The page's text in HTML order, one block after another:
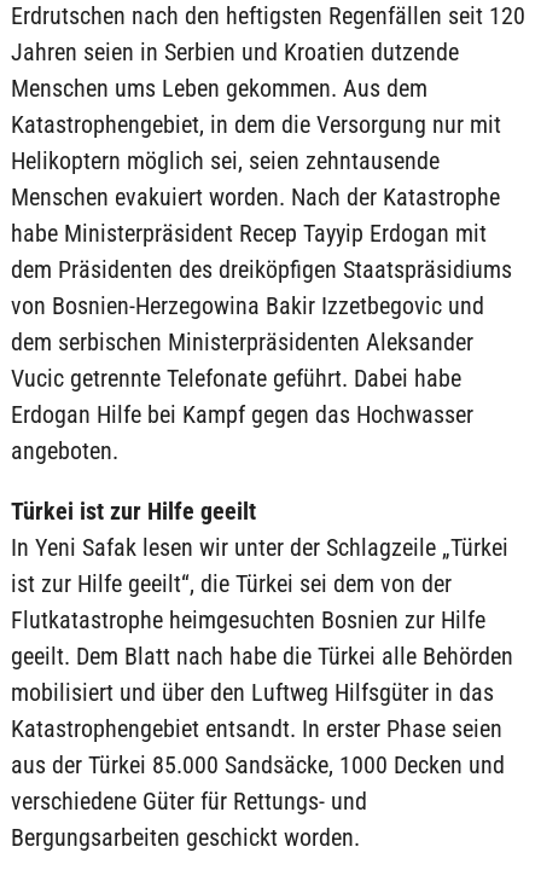
Erdrutschen nach den heftigsten Regenfällen seit 120
Jahren seien in Serbien und Kroatien dutzende
Menschen ums Leben gekommen. Aus dem
Katastrophengebiet, in dem die Versorgung nur mit
Helikoptern möglich sei, seien zehntausende
Menschen evakuiert worden. Nach der Katastrophe
habe Ministerpräsident Recep Tayyip Erdogan mit
dem Präsidenten des dreiköpfigen Staatspräsidiums
von Bosnien-Herzegowina Bakir Izzetbegovic und
dem serbischen Ministerpräsidenten Aleksander
Vucic getrennte Telefonate geführt. Dabei habe
Erdogan Hilfe bei Kampf gegen das Hochwasser
angeboten.
Türkei ist zur Hilfe geeilt
In Yeni Safak lesen wir unter der Schlagzeile „Türkei
ist zur Hilfe geeilt“, die Türkei sei dem von der
Flutkatastrophe heimgesuchten Bosnien zur Hilfe
geeilt. Dem Blatt nach habe die Türkei alle Behörden
mobilisiert und über den Luftweg Hilfsgüter in das
Katastrophengebiet entsandt. In erster Phase seien
aus der Türkei 85.000 Sandsäcke, 1000 Decken und
verschiedene Güter für Rettungs- und
Bergungsarbeiten geschickt worden.